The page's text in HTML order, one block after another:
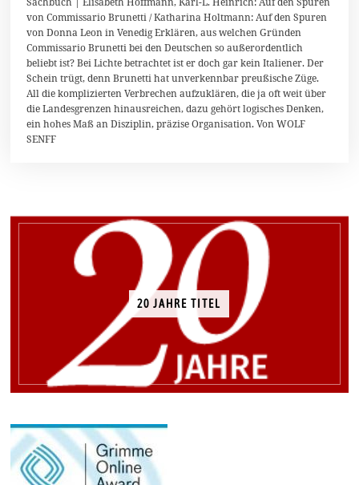
.
D
e
z
m
b
e
r
2
0
von Commissario Brunetti / Katharina Holtmann: Auf den Spuren
von Donna Leon in Venedig Erklären, aus welchen Gründen
Commissario Brunetti bei den Deutschen so außerordentlich
beliebt ist? Bei Lichte betrachtet ist er doch gar kein Italiener. Der
Schein trügt, denn Brunetti hat unverkennbar preußische Züge.
All die komplizierten Verbrechen aufzuklären, die ja oft weit über
die Landesgrenzen hinausreichen, dazu gehört logisches Denken,
ein hohes Maß an Disziplin, präzise Organisation. Von WOLF
SENFF
20 JAHRE TITEL